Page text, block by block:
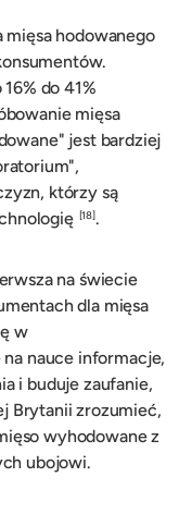
mięsa hodowanego
do 41%
mięsa
jest bardziej
którzy są
[18].
na świecie
dla mięsa
w
nauce informacje,
i buduje zaufanie,
Brytanii zrozumieć,
wyhodowane z
ubojowi.